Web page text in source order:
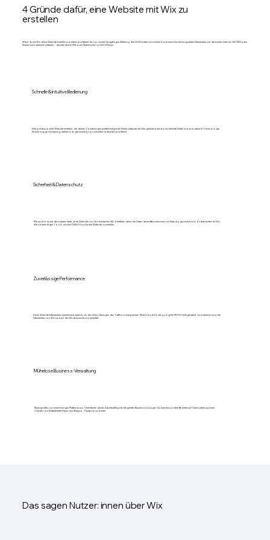
4 Gründe dafür, eine Website mit Wix zu
erstellen
Wenn du mit Wix deine Website erstellen möchtest, profitierst du von unserer langjährigen Erfahrung. Seit 2006 bieten wir unseren Kund:innen eine leistungsstarke Infrastruktur, auf die bereits mehr als 250 Millionen
Nutzer:innen weltweit vertrauen – darunter über 6 Millionen Nutzer:innen im DACH-Raum.
Schnelle & intuitive Bedienung
Eine professionelle Website erstellen, die deinen Vorstellungen perfekt entspricht: Nutze umfassende Designfunktionen bis ins kleinste Detail und innovative KI-Technologie
für eine zügige Umsetzung, während du gleichzeitig von schnellen Ladezeiten profitierst.
Sicherheit & Datenschutz
Mit uns bist du auf der sicheren Seite: Jede Website von Wix besitzt ein SSL-Zertifikat, damit die Daten deiner Besucher:innen vollständig geschützt sind. Zudem bietet dir Wix
alle notwendigen Tools, um eine DSGVO-konforme Website zu erstellen.
Zuverlässige Performance
Deine Website-Infrastruktur skaliert automatisch, um den Anforderungen des Traffics zu entsprechen. Multi-Cloud-Hosting sorgt für 99,9 % Verfügbarkeit. Und natürlich wird die
Infrastruktur von Wix rund um die Uhr überwacht und verwaltet.
Mühelose Business-Verwaltung
Manage alles von einer einzigen Plattform aus. Vereinfache deinen Arbeitsalltag mit integrierten Business-Lösungen. Du hast besondere Bedürfnisse? Dann wähle aus einer
Vielzahl von Drittanbieter-Apps wie Shippo, Trustpilot und mehr.
Das sagen Nutzer: innen über Wix